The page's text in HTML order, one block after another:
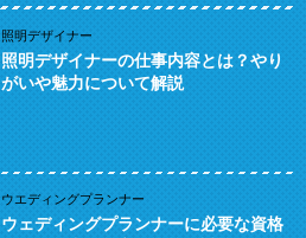
照明デザイナー
照明デザイナーの仕事内容とは？やり
がいや魅力について解説
ウエディングプランナー
ウェディングプランナーに必要な資格